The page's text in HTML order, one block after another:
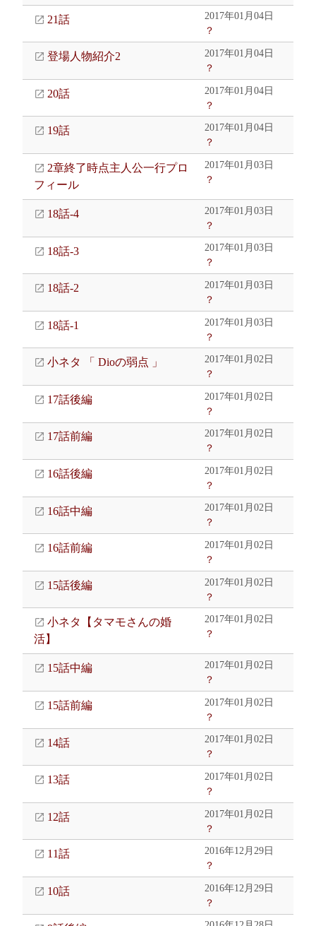
21話
2017年01月04日
？
登場人物紹介2
2017年01月04日
？
20話
2017年01月04日
？
19話
2017年01月04日
？
2章終了時点主人公一行プロ
フィール
2017年01月03日
？
18話-4
2017年01月03日
？
18話-3
2017年01月03日
？
18話-2
2017年01月03日
？
18話-1
2017年01月03日
？
小ネタ 「 Dioの弱点 」
2017年01月02日
？
17話後編
2017年01月02日
？
17話前編
2017年01月02日
？
16話後編
2017年01月02日
？
16話中編
2017年01月02日
？
16話前編
2017年01月02日
？
15話後編
2017年01月02日
？
小ネタ【タマモさんの婚
活】
2017年01月02日
？
15話中編
2017年01月02日
？
15話前編
2017年01月02日
？
14話
2017年01月02日
？
13話
2017年01月02日
？
12話
2017年01月02日
？
11話
2016年12月29日
？
10話
2016年12月29日
？